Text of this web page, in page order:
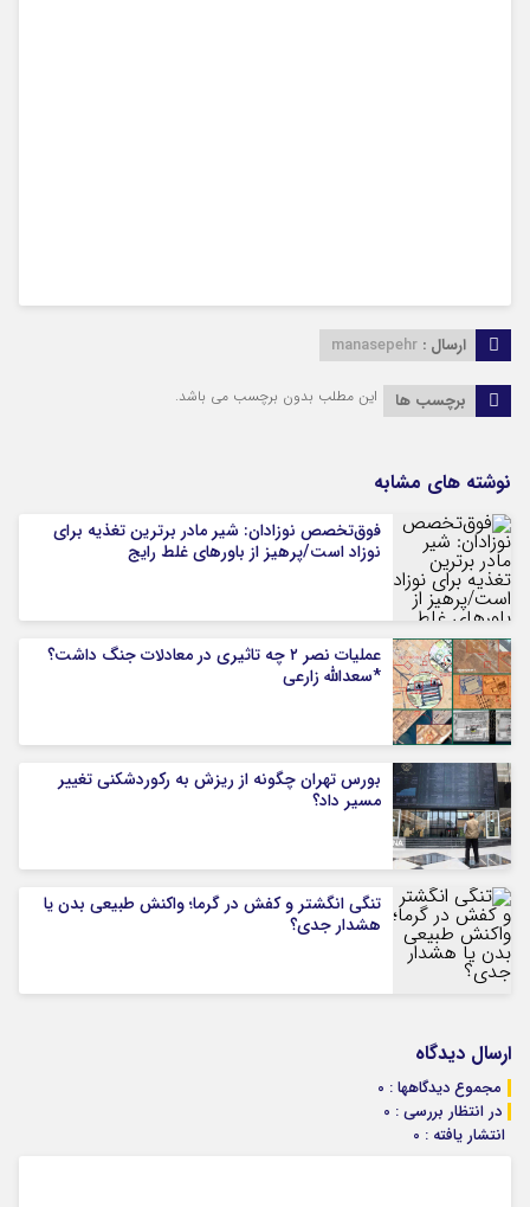
ارسال : manasepehr
برچسب ها این مطلب بدون برچسب می باشد.
نوشته های مشابه
فوق‌تخصص نوزادان: شیر مادر برترین تغذیه برای
نوزاد است/پرهیز از باورهای غلط رایج
عملیات نصر ۲ چه تاثیری در معادلات جنگ داشت؟
*سعدالله زارعی
بورس تهران چگونه از ریزش به رکوردشکنی تغییر
مسیر داد؟
تنگی انگشتر و کفش در گرما؛ واکنش طبیعی بدن یا
هشدار جدی؟
ارسال دیدگاه
مجموع دیدگاهها : 0
در انتظار بررسی : 0
انتشار یافته : 0